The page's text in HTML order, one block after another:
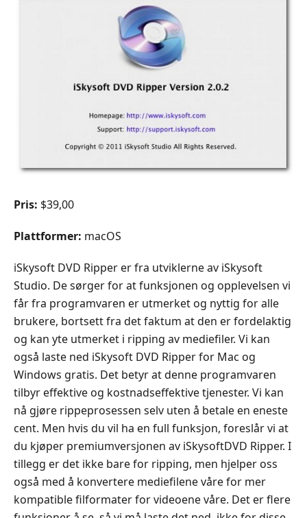
Pris: $39,00
Plattformer: macOS
iSkysoft DVD Ripper er fra utviklerne av iSkysoft
Studio. De sørger for at funksjonen og opplevelsen vi
får fra programvaren er utmerket og nyttig for alle
brukere, bortsett fra det faktum at den er fordelaktig
og kan yte utmerket i ripping av mediefiler. Vi kan
også laste ned iSkysoft DVD Ripper for Mac og
Windows gratis. Det betyr at denne programvaren
tilbyr effektive og kostnadseffektive tjenester. Vi kan
nå gjøre rippeprosessen selv uten å betale en eneste
cent. Men hvis du vil ha en full funksjon, foreslår vi at
du kjøper premiumversjonen av iSkysoftDVD Ripper. I
tillegg er det ikke bare for ripping, men hjelper oss
også med å konvertere mediefilene våre for mer
kompatible filformater for videoene våre. Det er flere